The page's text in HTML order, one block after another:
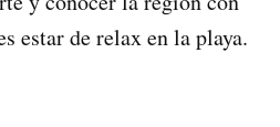
estar de relax en la playa.